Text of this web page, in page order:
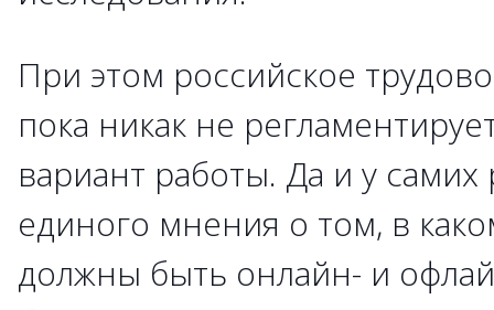
При этом российское
пока никак не
вариант работы. Да и у самих
единого мнения о том, в
должны быть онлайн- и